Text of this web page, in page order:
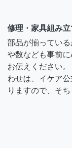
修理・家具組み
部品が揃ってい
や数なども事前
お伝えください
わせは、イケア
りますので、そ